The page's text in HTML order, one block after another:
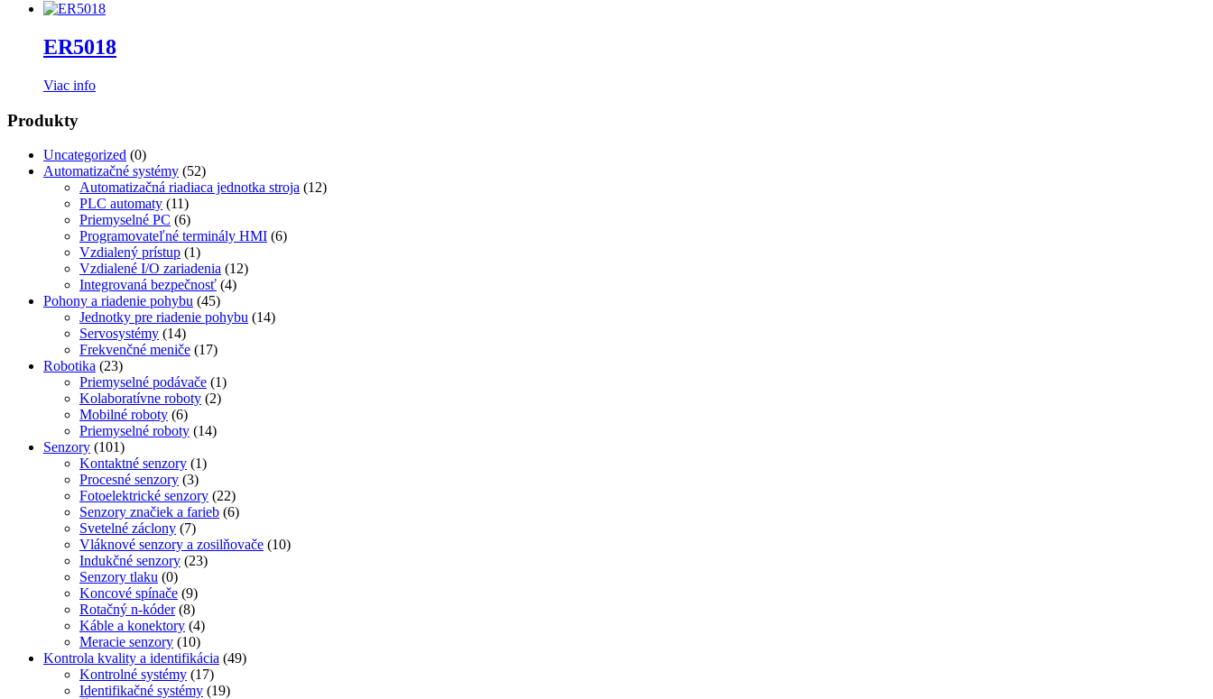
ER5018
Viac info
Produkty
Uncategorized (0)
Automatizačné systémy (52)
Automatizačná riadiaca jednotka stroja (12)
PLC automaty (11)
Priemyselné PC (6)
Programovateľné terminály HMI (6)
Vzdialený prístup (1)
Vzdialené I/O zariadenia (12)
Integrovaná bezpečnosť (4)
Pohony a riadenie pohybu (45)
Jednotky pre riadenie pohybu (14)
Servosystémy (14)
Frekvenčné meniče (17)
Robotika (23)
Priemyselné podávače (1)
Kolaboratívne roboty (2)
Mobilné roboty (6)
Priemyselné roboty (14)
Senzory (101)
Kontaktné senzory (1)
Procesné senzory (3)
Fotoelektrické senzory (22)
Senzory značiek a farieb (6)
Svetelné záclony (7)
Vláknové senzory a zosilňovače (10)
Indukčné senzory (23)
Senzory tlaku (0)
Koncové spínače (9)
Rotačný n-kóder (8)
Káble a konektory (4)
Meracie senzory (10)
Kontrola kvality a identifikácia (49)
Kontrolné systémy (17)
Identifikačné systémy (19)